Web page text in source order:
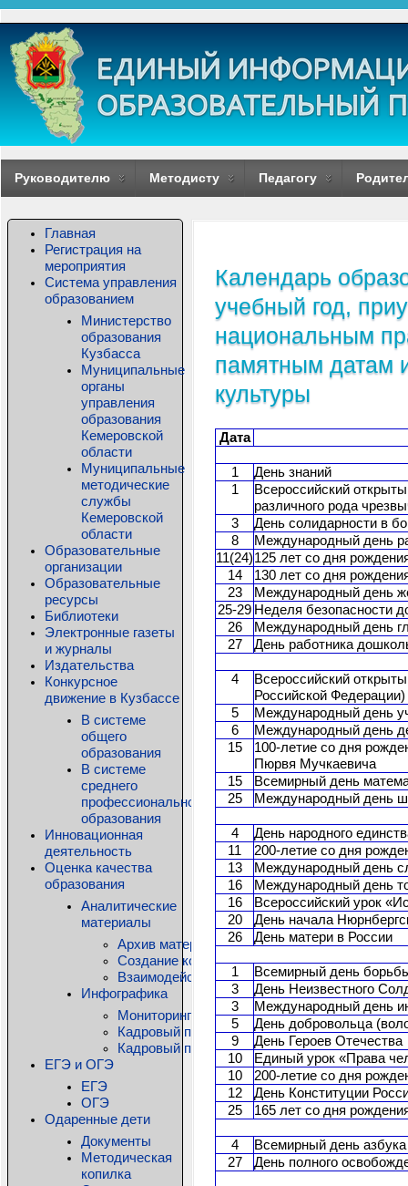
Руководителю Методисту Педагогу
Главная
Регистрация на
мероприятия
Система управления
образованием
Министерство
образования
Кузбасса
Муниципальные
органы
управления
образования
Кемеровской
области
Муниципальные
методические
службы
Кемеровской
области
Образовательные
организации
Образовательные
ресурсы
Библиотеки
Электронные газеты
и журналы
Издательства
Конкурсное
движение в Кузбассе
В системе
общего
образования
В системе
среднего
профессионального
образования
Инновационная
деятельность
Оценка качества
образования
Аналитические
материалы
Архив материалов
Создание комфортной образовательной
Взаимодействие детского сада и семьи:
Инфографика
Мониторинг состояния общего образования
Кадровый потенциал системы дошкольного
Кадровый потенциал системы
ЕГЭ и ОГЭ
ЕГЭ
ОГЭ
Одаренные дети
Документы
Методическая
копилка
Календарь
учебный год,
национальным
памятным датам
культуры
Дата
1
День знаний
1
Всероссийский
различного рода
3
День солидарности в
8
Международный день
11(24)125 лет со дня
14
130 лет со дня
23
Международный день
25-29 Неделя безопасности
26
Международный день
27
День работника
4
Всероссийский
Российской Федерации)
5
Международный день
6
Международный день
15
100-летие со дня
Пюрвя Мучкаевича
15
Всемирный день
25
Международный день
4
День народного
11
200-летие со дня
13
Международный день
16
Международный день
16
Всероссийский урок
20
День начала
26
День матери в России
1
Всемирный день
3
День Неизвестного
3
Международный день
5
День добровольца
9
День Героев Отечества
10
Единый урок «Права
10
200-летие со дня
12
День Конституции
25
165 лет со дня
4
Всемирный день
27
День полного